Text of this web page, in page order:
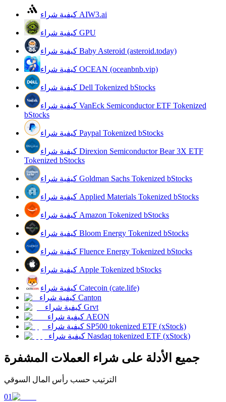
دليل المبتدئين للعقود الآجلة
استراتيجيات التداول
تعلم كيفية البقاء مربحة
يكسب
خنزير الطاقة
احصل على مكافآت تنافسية يوميًا
كيفية شراء AIW3.ai
كيفية شراء GPU
كيفية شراء Baby Asteroid (asteroid.today)
كيفية شراء OCEAN (oceanbnb.vip)
كيفية شراء Dell Tokenized bStocks
كيفية شراء VanEck Semiconductor ETF Tokenized
bStocks
كيفية شراء Paypal Tokenized bStocks
كيفية شراء Direxion Semiconductor Bear 3X ETF
Tokenized bStocks
كيفية شراء Goldman Sachs Tokenized bStocks
كيفية شراء Applied Materials Tokenized bStocks
كيفية شراء Amazon Tokenized bStocks
كيفية شراء Bloom Energy Tokenized bStocks
كيفية شراء Fluence Energy Tokenized bStocks
كيفية شراء Apple Tokenized bStocks
كيفية شراء Catecoin (cate.life)
كيفية شراء Canton
كيفية شراء Grvt
كيفية شراء AEON
كيفية شراء SP500 tokenized ETF (xStock)
كيفية شراء Nasdaq tokenized ETF (xStock)
جميع الأدلة على شراء العملات المشفرة
الترتيب حسب رأس المال السوقي
01